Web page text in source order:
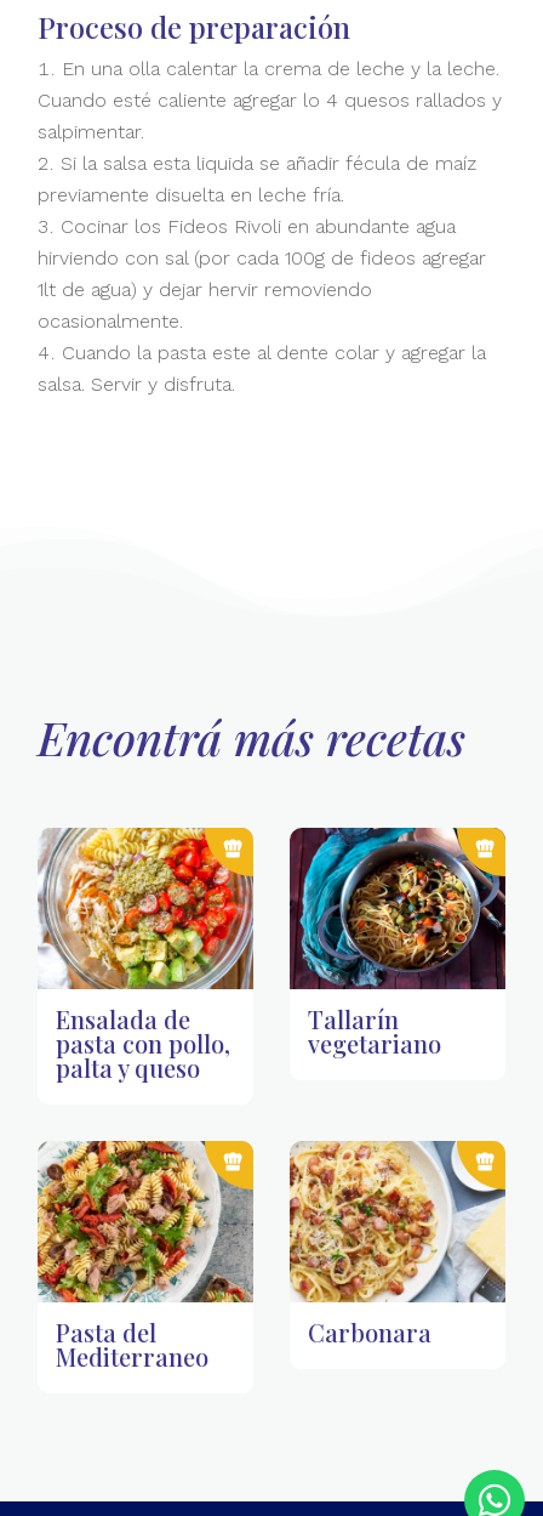
Proceso de preparación
En una olla calentar la crema de leche y la leche.
Cuando esté caliente agregar lo 4 quesos rallados y
salpimentar.
Si la salsa esta liquida se añadir fécula de maíz
previamente disuelta en leche fría.
Cocinar los Fideos Rivoli en abundante agua
hirviendo con sal (por cada 100g de fideos agregar
1lt de agua) y dejar hervir removiendo
ocasionalmente.
Cuando la pasta este al dente colar y agregar la
salsa. Servir y disfruta.
Encontrá más recetas
Ensalada de
pasta con pollo,
palta y queso
Tallarín
vegetariano
Pasta del
Mediterraneo
Carbonara
